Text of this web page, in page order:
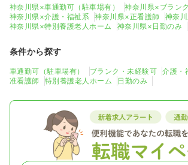
神奈川県×車通勤可（駐車場有）
神奈川県×ブラン
神奈川県×介護・福祉系
神奈川県×正看護師
神奈
神奈川県×特別養護老人ホーム
神奈川県×日勤のみ
条件から探す
車通勤可（駐車場有） ブランク・未経験可 介護・
准看護師
特別養護老人ホーム 日勤のみ